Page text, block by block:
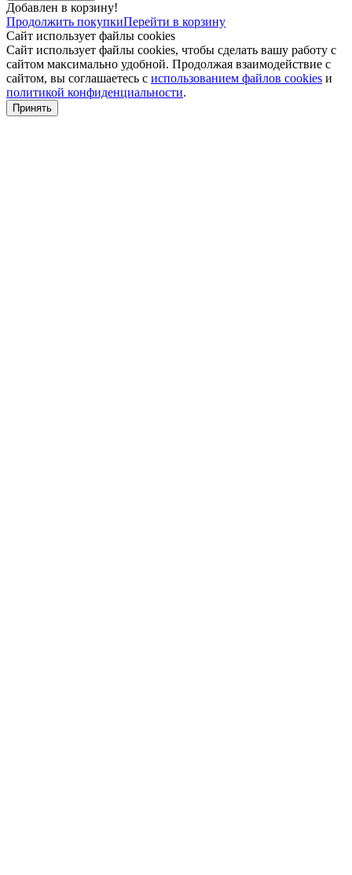
Добавлен в корзину!
Продолжить покупкиПерейти в корзину
Сайт использует файлы cookies
Сайт использует файлы cookies, чтобы сделать вашу работу с
сайтом максимально удобной. Продолжая взаимодействие с
сайтом, вы соглашаетесь с использованием файлов cookies и
политикой конфиденциальности.
Принять